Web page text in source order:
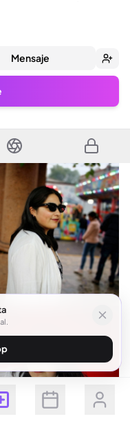
Mensaje
Suscribirse